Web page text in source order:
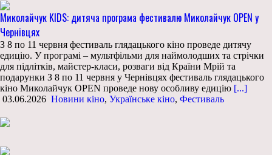
Миколайчук KIDS: дитяча програма фестивалю Миколайчук OPEN у
Чернівцях
З 8 по 11 червня фестиваль глядацького кіно проведе дитячу
едицію. У програмі – мультфільми для наймолодших та стрічки
для підлітків, майстер-класи, розваги від Країни Мрій та
подарунки З 8 по 11 червня у Чернівцях фестиваль глядацького
кіно Миколайчук OPEN проведе нову особливу едицію [...]
03.06.2026 Новини кіно, Українське кіно, Фестиваль